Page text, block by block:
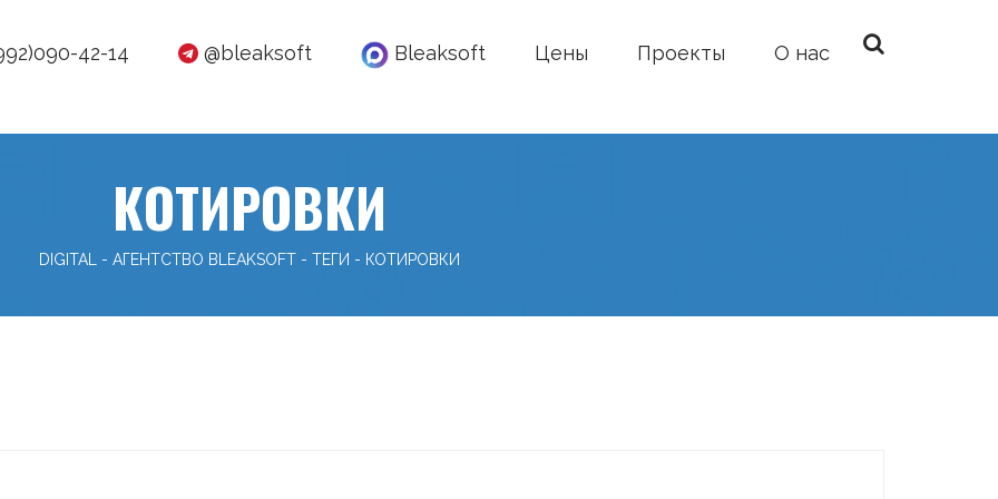
42-14 @bleaksoft Bleaksoft Цены Проекты О нас
КОТИРОВКИ
DIGITAL - АГЕНТСТВО BLEAKSOFT - ТЕГИ - КОТИРОВКИ